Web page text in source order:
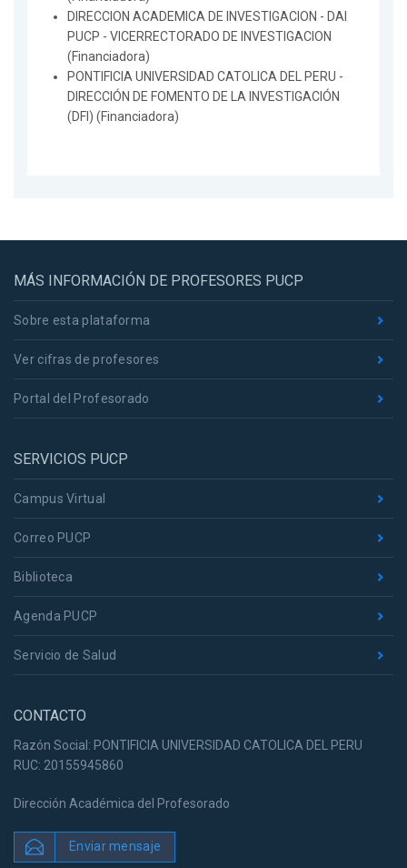
DIRECCION ACADEMICA DE INVESTIGACION - DAI
PUCP - VICERRECTORADO DE INVESTIGACION
(Financiadora)
PONTIFICIA UNIVERSIDAD CATOLICA DEL PERU -
DIRECCIÓN DE FOMENTO DE LA INVESTIGACIÓN
(DFI) (Financiadora)
MÁS INFORMACIÓN DE PROFESORES PUCP
Sobre esta plataforma
Ver cifras de profesores
Portal del Profesorado
SERVICIOS PUCP
Campus Virtual
Correo PUCP
Biblioteca
Agenda PUCP
Servicio de Salud
CONTACTO
Razón Social: PONTIFICIA UNIVERSIDAD CATOLICA DEL PERU
RUC: 20155945860
Dirección Académica del Profesorado
Enviar mensaje